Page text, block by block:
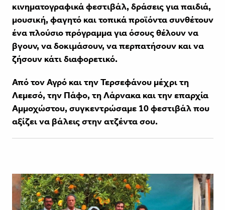
κινηματογραφικά φεστιβάλ, δράσεις για παιδιά,
μουσική, φαγητό και τοπικά προϊόντα συνθέτουν
ένα πλούσιο πρόγραμμα για όσους θέλουν να
βγουν, να δοκιμάσουν, να περπατήσουν και να
ζήσουν κάτι διαφορετικό.
Από τον Αγρό και την Τερσεφάνου μέχρι τη
Λεμεσό, την Πάφο, τη Λάρνακα και την επαρχία
Αμμοχώστου, συγκεντρώσαμε 10 φεστιβάλ που
αξίζει να βάλεις στην ατζέντα σου.